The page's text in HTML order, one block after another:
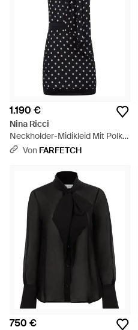
1.190 €
Nina Ricci
Neckholder-Midikleid Mit Polka
Dots - Schwarz
Von FARFETCH
750 €